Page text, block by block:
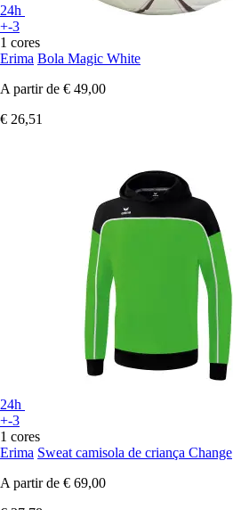
24h
+-3
1 cores
Erima Bola Magic White
A partir de € 49,00
€ 26,51
24h
+-3
1 cores
Erima Sweat camisola de criança Change
A partir de € 69,00